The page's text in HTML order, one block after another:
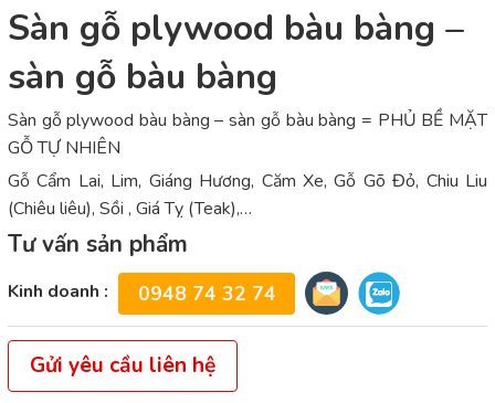
Sàn gỗ plywood bàu bàng –
sàn gỗ bàu bàng
Sàn gỗ plywood bàu bàng – sàn gỗ bàu bàng = PHỦ BỀ MẶT
GỖ TỰ NHIÊN
Gỗ Cẩm Lai, Lim, Giáng Hương, Căm Xe, Gỗ Gõ Đỏ, Chiu Liu
(Chiêu liêu), Sồi , Giá Tỵ (Teak),…
Tư vấn sản phẩm
Kinh doanh : 0948 74 32 74
Gửi yêu cầu liên hệ